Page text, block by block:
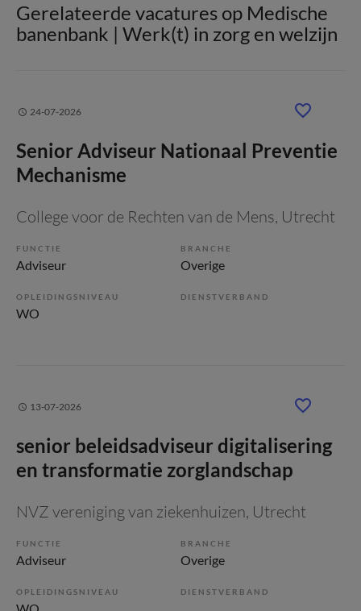
Gerelateerde vacatures op Medische
banenbank | Werk(t) in zorg en welzijn
24-07-2026
Senior Adviseur Nationaal Preventie
Mechanisme
College voor de Rechten van de Mens, Utrecht
FUNCTIE
Adviseur
BRANCHE
Overige
OPLEIDINGSNIVEAU
WO
DIENSTVERBAND
13-07-2026
senior beleidsadviseur digitalisering
en transformatie zorglandschap
NVZ vereniging van ziekenhuizen, Utrecht
FUNCTIE
Adviseur
BRANCHE
Overige
OPLEIDINGSNIVEAU DIENSTVERBAND